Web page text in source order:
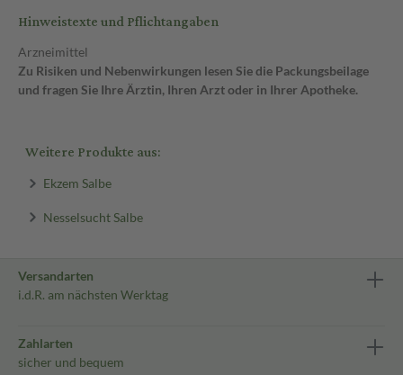
Hinweistexte und Pflichtangaben
Arzneimittel
Zu Risiken und Nebenwirkungen lesen Sie die Packungsbeilage
und fragen Sie Ihre Ärztin, Ihren Arzt oder in Ihrer Apotheke.
Weitere Produkte aus:
Ekzem Salbe
Nesselsucht Salbe
Versandarten
i.d.R. am nächsten Werktag
Zahlarten
sicher und bequem